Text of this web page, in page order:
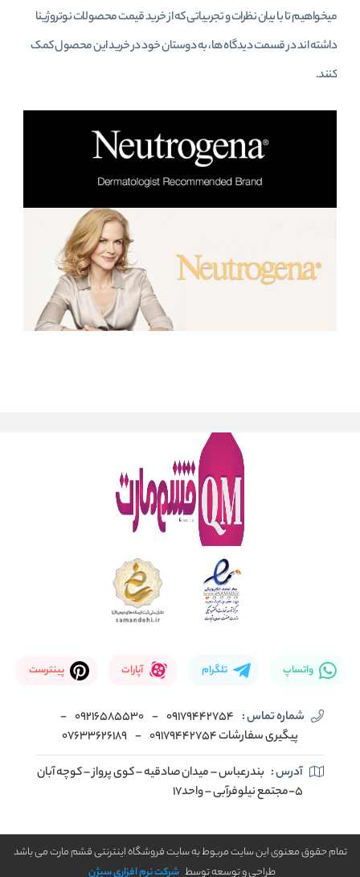
میخواهیم تا با بیان نظرات و تجربیاتی که از خرید قیمت محصولات نوتروژینا
داشته اند در قسمت دیدگاه ها، به دوستان خود در خرید این محصول کمک
کنند.
واتساپ تلگرام آپارات پینترست
شماره تماس : 09179442754
-
09216585530
-
پیگیری سفارشات 09179442754
-
07633626189
آدرس : بندرعباس – میدان صادقیه – کوی پرواز – کوچه آبان
5-مجتمع نیلوفرآبی – واحد17
تمام حقوق معنوی این سایت مربوط به سایت فروشگاه اینترنتی قشم مارت می باشد
طراحی و توسعه توسط شرکت نرم افزاری سیژن